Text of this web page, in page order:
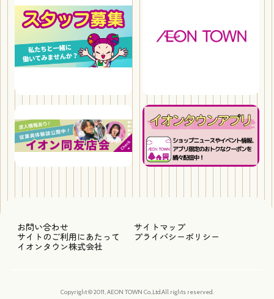
お問い合わせ
サイトマップ
サイトのご利用にあたって
プライバシーポリシー
イオンタウン株式会社
Copyright © 2011, AEON TOWN Co.,Ltd.All rights reserved.